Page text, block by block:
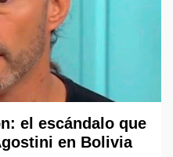
el escándalo que
en Bolivia